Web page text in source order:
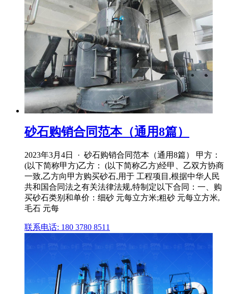
砂石购销合同范本（通用8篇）
2023年3月4日 · 砂石购销合同范本（通用8篇） 甲方：
(以下简称甲方)乙方： (以下简称乙方)经甲、乙双方协商
一致,乙方向甲方购买砂石,用于 工程项目,根据中华人民
共和国合同法之有关法律法规,特制定以下合同：一、购
买砂石类别和单价：细砂 元每立方米;粗砂 元每立方米,
毛石 元每
联系电话: 180 3780 8511